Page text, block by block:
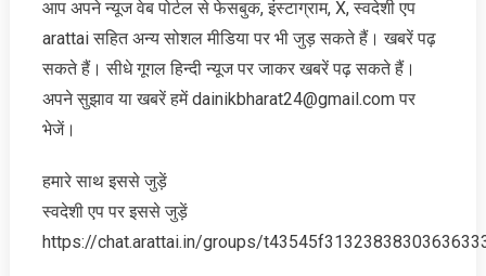
आप अपने न्‍यूज वेब पोर्टल से फेसबुक, इंस्‍टाग्राम, X, स्‍वदेशी एप
arattai सहित अन्‍य सोशल मीडिया पर भी जुड़ सकते हैं। खबरें पढ़
सकते हैं। सीधे गूगल हिन्‍दी न्‍यूज पर जाकर खबरें पढ़ सकते हैं।
अपने सुझाव या खबरें हमें dainikbharat24@gmail.com पर
भेजें।
हमारे साथ इससे जुड़ें
स्‍वदेशी एप पर इससे जुड़ें
https://chat.arattai.in/groups/